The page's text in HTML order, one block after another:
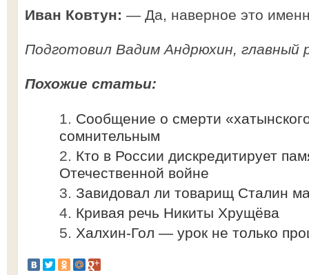
Иван Ковтун: — Да, наверное это
Подготовил Вадим Андрюхин, главный
Похожие статьи:
Сообщение о смерти
сомнительным
Кто в России дискредитирует
Отечественной войне
Завидовал ли товарищ Сталин
Кривая речь Никиты Хрущёва
Халхин-Гол — урок не только